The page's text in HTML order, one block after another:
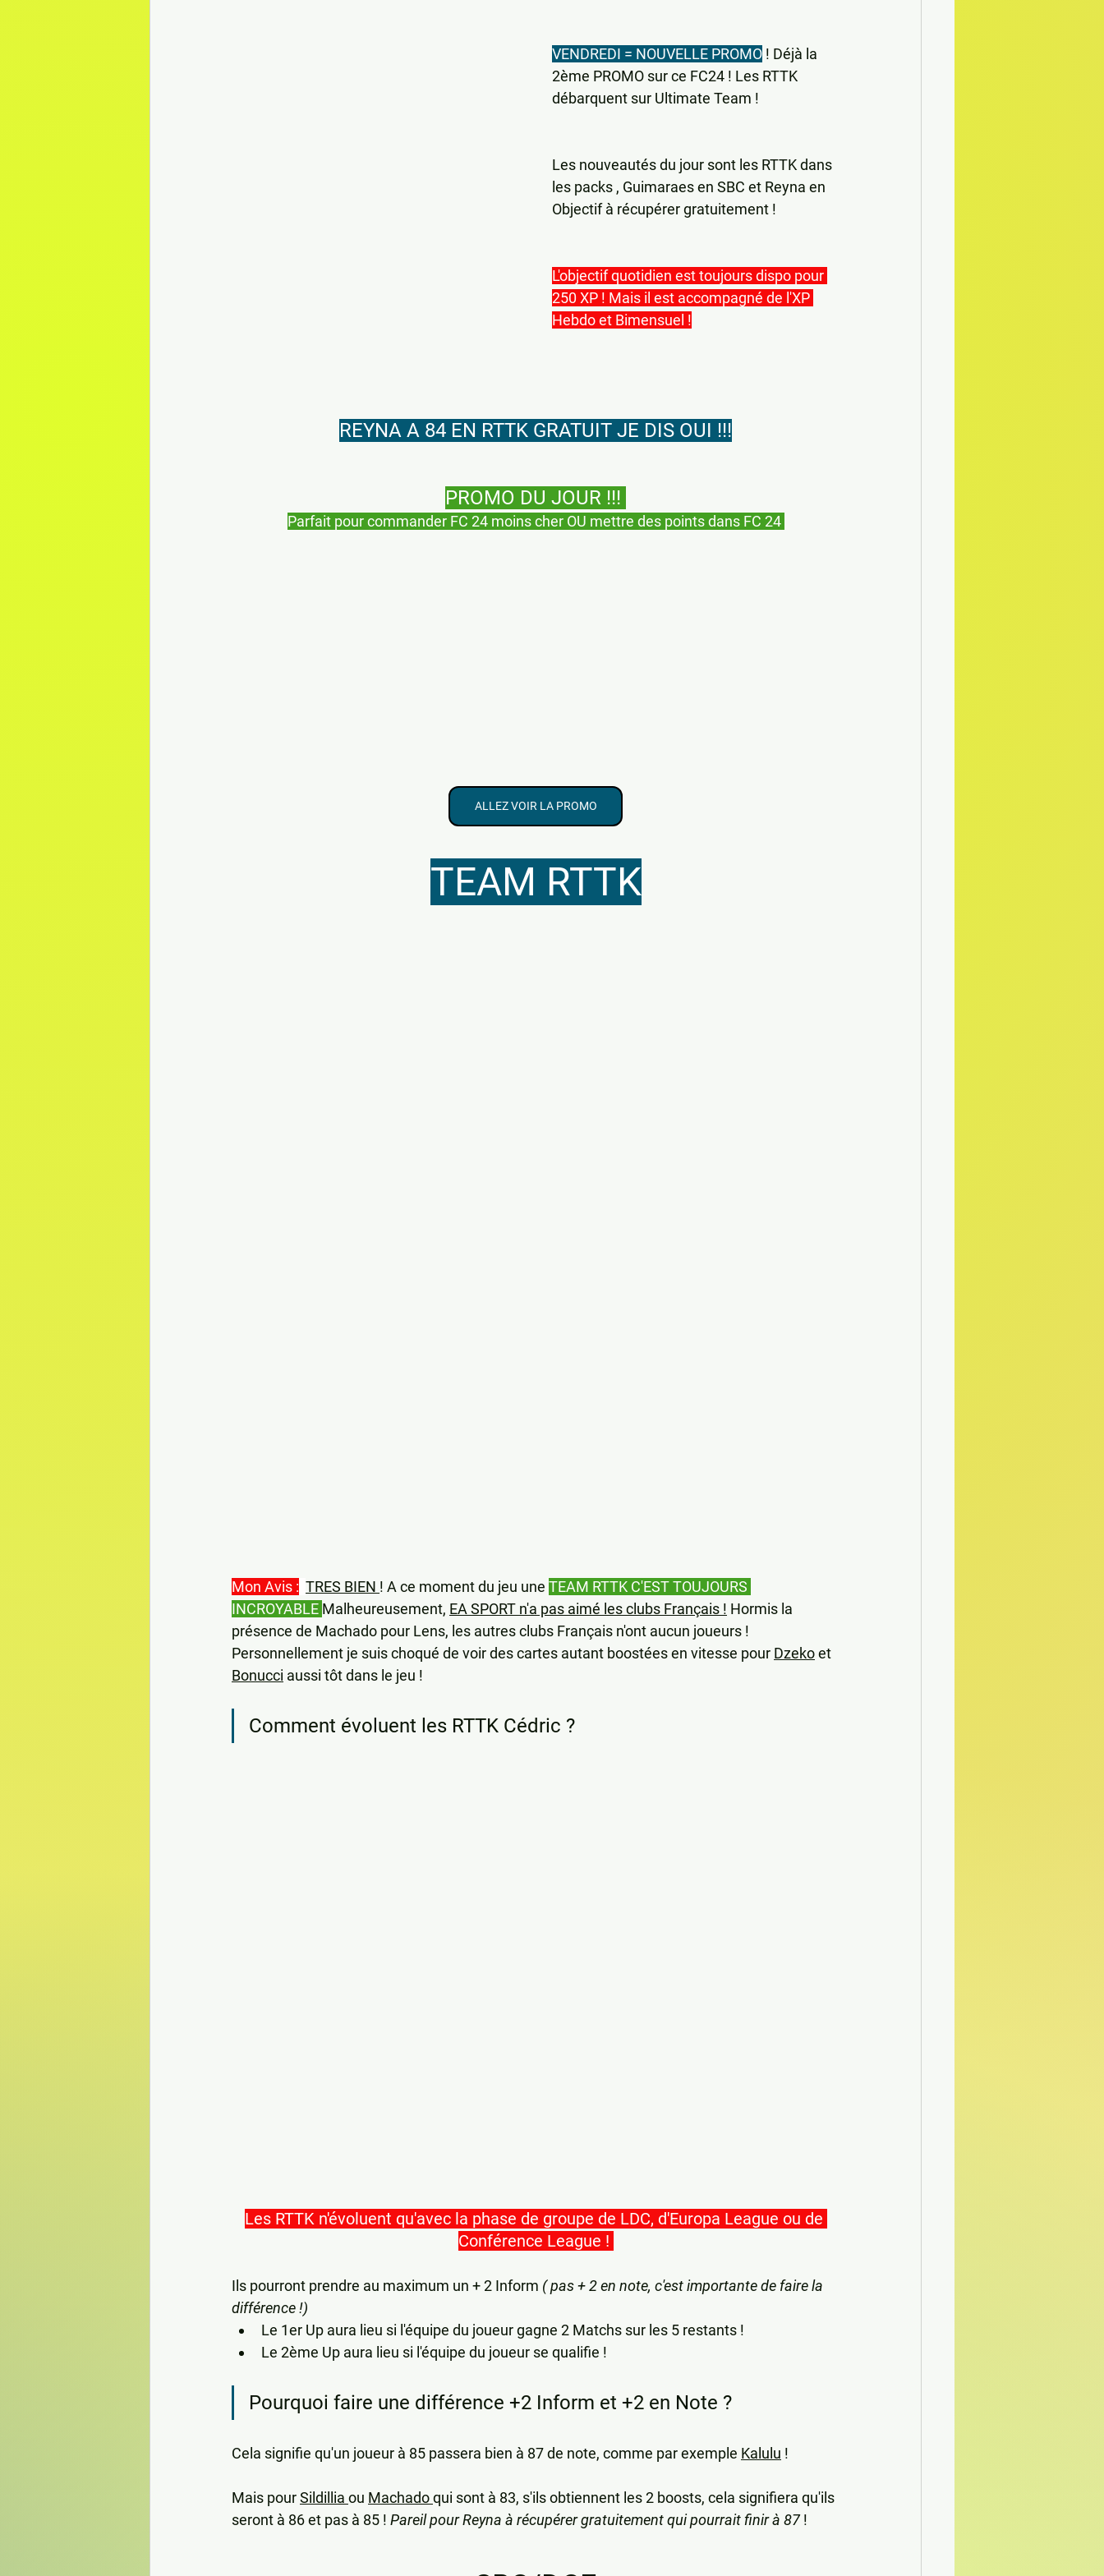
VENDREDI = NOUVELLE PROMO ! Déjà la
2ème PROMO sur ce FC24 ! Les RTTK
débarquent sur Ultimate Team !
Les nouveautés du jour sont les RTTK dans
les packs , Guimaraes en SBC et Reyna en
Objectif à récupérer gratuitement !
L'objectif quotidien est toujours dispo pour
250 XP ! Mais il est accompagné de l'XP
Hebdo et Bimensuel !
REYNA A 84 EN RTTK GRATUIT JE DIS OUI !!!
PROMO DU JOUR !!!
Parfait pour commander FC 24 moins cher OU mettre des points dans FC 24
ALLEZ VOIR LA PROMO
TEAM RTTK
Mon Avis : TRES BIEN ! A ce moment du jeu une TEAM RTTK C'EST TOUJOURS
INCROYABLE Malheureusement, EA SPORT n'a pas aimé les clubs Français ! Hormis la
présence de Machado pour Lens, les autres clubs Français n'ont aucun joueurs !
Personnellement je suis choqué de voir des cartes autant boostées en vitesse pour Dzeko et
Bonucci aussi tôt dans le jeu !
Comment évoluent les RTTK Cédric ?
Les RTTK n'évoluent qu'avec la phase de groupe de LDC, d'Europa League ou de
Conférence League !
Ils pourront prendre au maximum un + 2 Inform ( pas + 2 en note, c'est importante de faire la
différence !)
Le 1er Up aura lieu si l'équipe du joueur gagne 2 Matchs sur les 5 restants !
Le 2ème Up aura lieu si l'équipe du joueur se qualifie !
Pourquoi faire une différence +2 Inform et +2 en Note ?
Cela signifie qu'un joueur à 85 passera bien à 87 de note, comme par exemple Kalulu !
Mais pour Sildillia ou Machado qui sont à 83, s'ils obtiennent les 2 boosts, cela signifiera qu'ils
seront à 86 et pas à 85 ! Pareil pour Reyna à récupérer gratuitement qui pourrait finir à 87 !